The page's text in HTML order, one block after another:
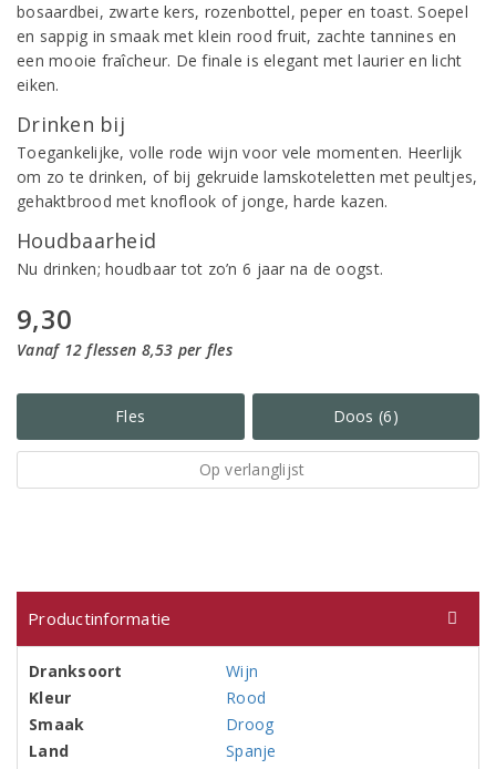
bosaardbei, zwarte kers, rozenbottel, peper en toast. Soepel
en sappig in smaak met klein rood fruit, zachte tannines en
een mooie fraîcheur. De finale is elegant met laurier en licht
eiken.
Drinken bij
Toegankelijke, volle rode wijn voor vele momenten. Heerlijk
om zo te drinken, of bij gekruide lamskoteletten met peultjes,
gehaktbrood met knoflook of jonge, harde kazen.
Houdbaarheid
Nu drinken; houdbaar tot zo’n 6 jaar na de oogst.
9,30
Vanaf 12 flessen 8,53 per fles
Fles Doos (6)
Op verlanglijst
Productinformatie
Dranksoort
Wijn
Kleur
Rood
Smaak
Droog
Land
Spanje